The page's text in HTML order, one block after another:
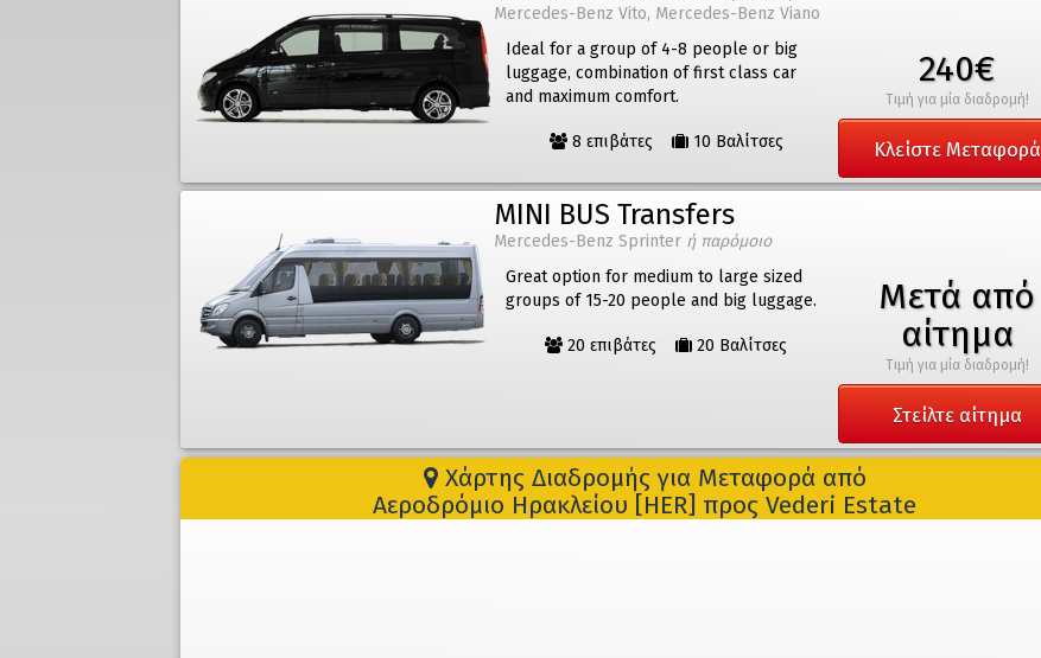
Mercedes-Benz Vito, Mercedes-Benz Viano
Ideal for a group of 4-8 people or big
luggage, combination of first class car
and maximum comfort.
8 επιβάτες 10 Βαλίτσες
240€
Τιμή για μία διαδρομή!
Κλείστε Μεταφορά
MINI BUS Transfers
Mercedes-Benz Sprinter ή παρόμοιο
Great option for medium to large sized
groups of 15-20 people and big luggage.
20 επιβάτες 20 Βαλίτσες
Μετά από
αίτημα
Τιμή για μία διαδρομή!
Στείλτε αίτημα
Χάρτης Διαδρομής για Μεταφορά από
Αεροδρόμιο Ηρακλείου [HER] προς Vederi Estate